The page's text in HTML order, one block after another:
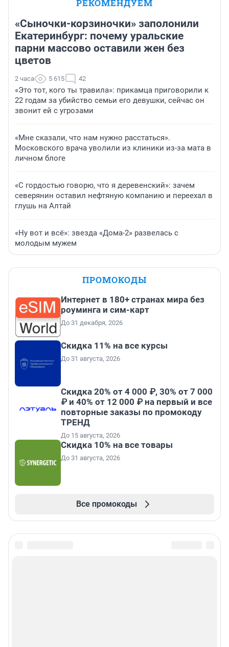
РЕКОМЕНДУЕМ
«Сыночки-корзиночки» заполонили
Екатеринбург: почему уральские
парни массово оставили жен без
цветов
2 часа 5 615 42
«Это тот, кого ты травила»: прикамца приговорили к
22 годам за убийство семьи его девушки, сейчас он
звонит ей с угрозами
«Мне сказали, что нам нужно расстаться».
Московского врача уволили из клиники из-за мата в
личном блоге
«С гордостью говорю, что я деревенский»: зачем
северянин оставил нефтяную компанию и переехал в
глушь на Алтай
«Ну вот и всё»: звезда «Дома-2» развелась с
молодым мужем
ПРОМОКОДЫ
Интернет в 180+ странах мира без
роуминга и сим-карт
До 31 декабря, 2026
Скидка 11% на все курсы
До 31 августа, 2026
Скидка 20% от 4 000 ₽, 30% от 7 000
₽ и 40% от 12 000 ₽ на первый и все
повторные заказы по промокоду
ТРЕНД
До 15 августа, 2026
Скидка 10% на все товары
До 31 августа, 2026
Все промокоды